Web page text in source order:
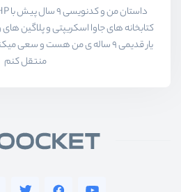
کتابخانه های جاوا اسکریپتی و پلاگین
یار قدیمی 9 ساله ی من هست و سعی
منتقل کنم